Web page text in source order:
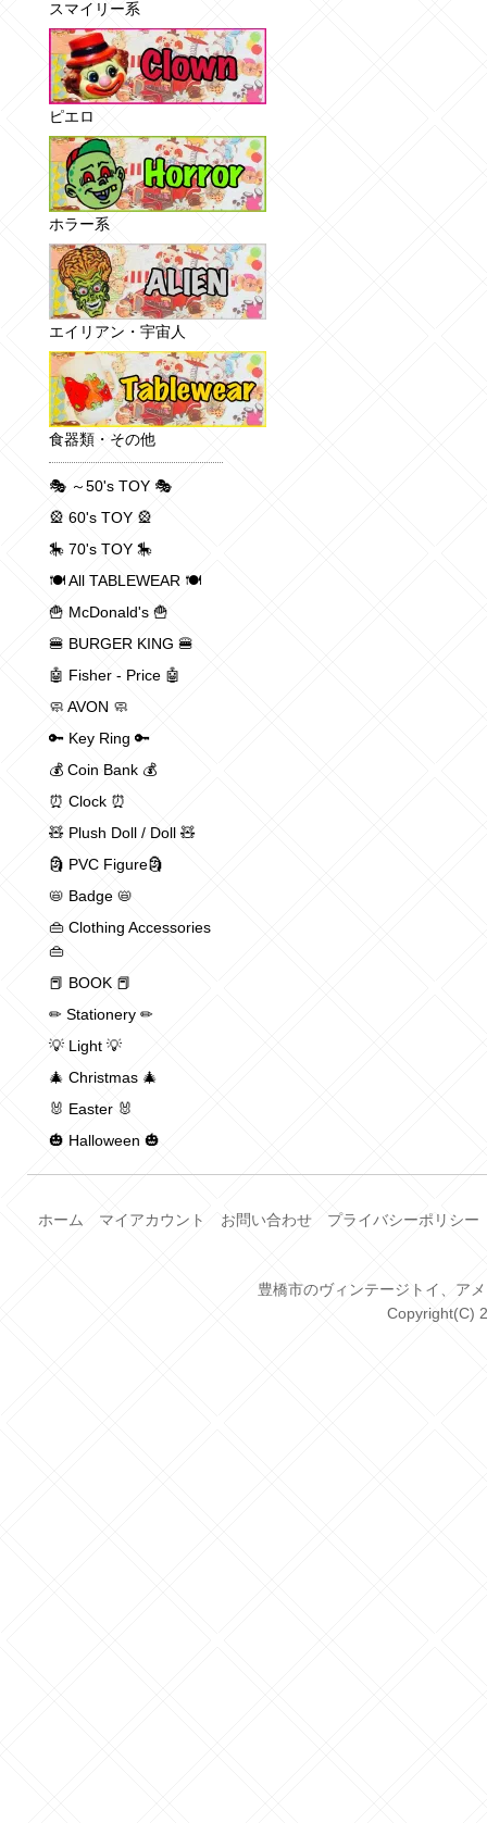
スマイリー系
ピエロ
ホラー系
エイリアン・宇宙人
食器類・その他
🎭 ～50's TOY 🎭
🎡 60's TOY 🎡
🎠 70's TOY 🎠
🍽 All TABLEWEAR 🍽
🍟 McDonald's 🍟
🍔 BURGER KING 🍔
🤖 Fisher - Price 🤖
🧼 AVON 🧼
🔑 Key Ring 🔑
💰 Coin Bank 💰
⏰ Clock ⏰
🧸 Plush Doll / Doll 🧸
🗿 PVC Figure🗿
📛 Badge 📛
👜 Clothing Accessories
👜
📕 BOOK 📕
✏ Stationery ✏
💡 Light 💡
🎄 Christmas 🎄
🐰 Easter 🐰
🎃 Halloween 🎃
ホーム マイアカウント お問い合わせ プライバシーポリシー
豊橋市のヴィンテージトイ、ア
Copyright(C)